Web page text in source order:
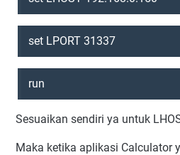
set LPORT 31337
run
Sesuaikan sendiri ya untuk
Maka ketika aplikasi Calculator